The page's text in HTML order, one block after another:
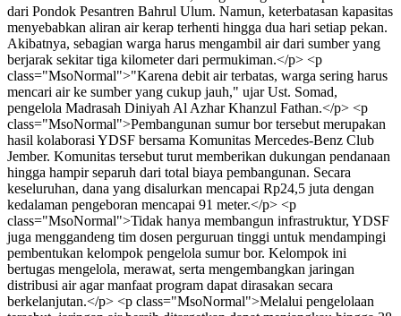
dari Pondok Pesantren Bahrul Ulum. Namun, keterbatasan kapasitas
menyebabkan aliran air kerap terhenti hingga dua hari setiap pekan.
Akibatnya, sebagian warga harus mengambil air dari sumber yang
berjarak sekitar tiga kilometer dari permukiman.</p> <p
class="MsoNormal">"Karena debit air terbatas, warga sering harus
mencari air ke sumber yang cukup jauh," ujar Ust. Somad,
pengelola Madrasah Diniyah Al Azhar Khanzul Fathan.</p> <p
class="MsoNormal">Pembangunan sumur bor tersebut merupakan
hasil kolaborasi YDSF bersama Komunitas Mercedes-Benz Club
Jember. Komunitas tersebut turut memberikan dukungan pendanaan
hingga hampir separuh dari total biaya pembangunan. Secara
keseluruhan, dana yang disalurkan mencapai Rp24,5 juta dengan
kedalaman pengeboran mencapai 91 meter.</p> <p
class="MsoNormal">Tidak hanya membangun infrastruktur, YDSF
juga menggandeng tim dosen perguruan tinggi untuk mendampingi
pembentukan kelompok pengelola sumur bor. Kelompok ini
bertugas mengelola, merawat, serta mengembangkan jaringan
distribusi air agar manfaat program dapat dirasakan secara
berkelanjutan.</p> <p class="MsoNormal">Melalui pengelolaan